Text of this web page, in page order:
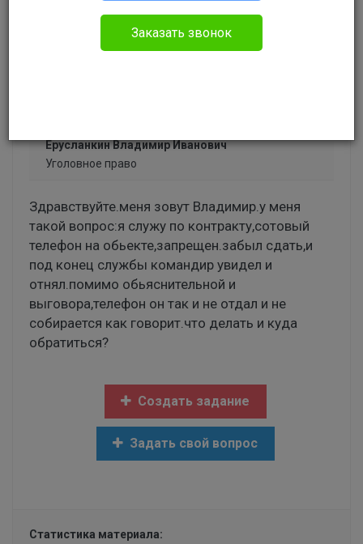
Ерусланкин Владимир Иванович
Уголовное право
Здравствуйте.меня зовут Владимир.у меня
такой вопрос:я служу по контракту,сотовый
телефон на обьекте,запрещен.забыл сдать,и
под конец службы командир увидел и
отнял.помимо обьяснительной и
выговора,телефон он так и не отдал и не
собирается как говорит.что делать и куда
обратиться?
Создать задание
Задать свой вопрос
Статистика материала:
Заказать звонок